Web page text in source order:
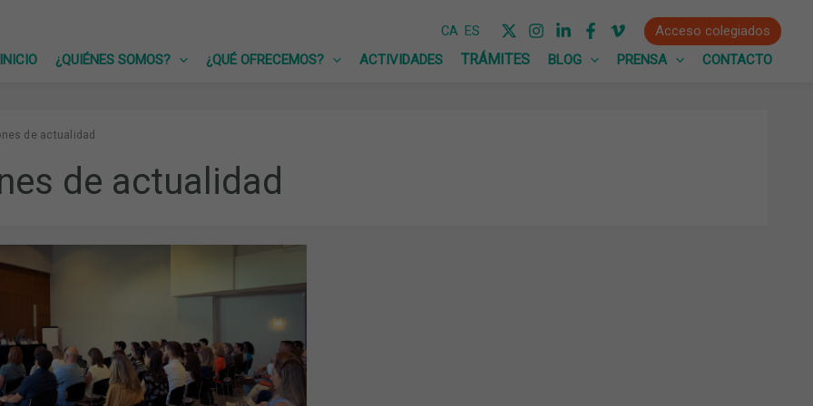
CA ES
Acceso colegiados
INICIO
¿QUIÉNES SOMOS? ¿QUÉ OFRECEMOS? ACTIVIDADES BLOG PRENSA CONTACTO
de actualidad
de actualidad